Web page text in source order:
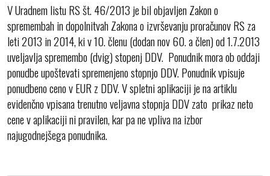
V Uradnem listu RS št. 46/2013 je bil objavljen Zakon o
spremembah in dopolnitvah Zakona o izvrševanju proračunov RS za
leti 2013 in 2014, ki v 10. členu (dodan nov 60. a člen) od 1.7.2013
uveljavlja spremembo (dvig) stopenj DDV. Ponudnik mora ob oddaji
ponudbe upoštevati spremenjeno stopnjo DDV. Ponudnik vpisuje
ponudbeno ceno v EUR z DDV. V spletni aplikaciji je na artiklu
evidenčno vpisana trenutno veljavna stopnja DDV zato prikaz neto
cene v aplikaciji ni pravilen, kar pa ne vpliva na izbor
najugodnejšega ponudnika.